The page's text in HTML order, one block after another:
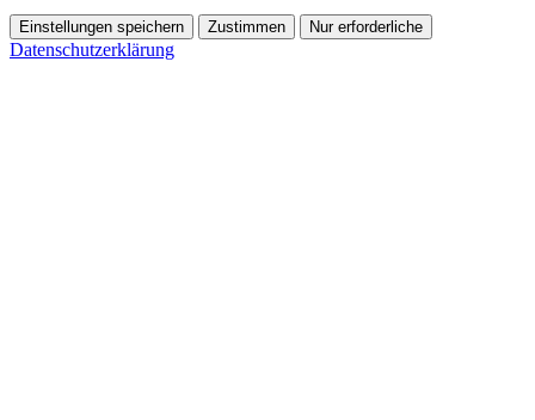
Einstellungen speichern Zustimmen Nur erforderliche
Datenschutzerklärung